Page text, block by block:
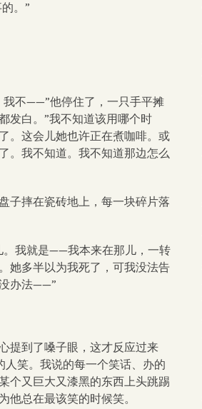
。”
我不——”他停住了，一只手平摊
发白。”我不知道该用哪个时
这会儿她也许正在煮咖啡。或
。我不知道。我不知道那边怎么
子摔在瓷砖地上，每一块碎片落
。我就是——我本来在那儿，一转
她多半以为我死了，可我没法告
办法——”
提到了嗓子眼，这才反应过来
笑。我说的每一个笑话、办的
个又巨大又漆黑的东西上头跳踢
他总在最该笑的时候笑。